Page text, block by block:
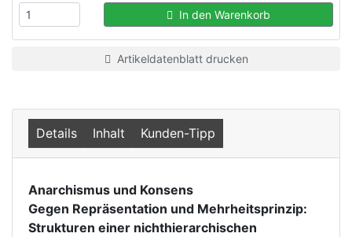
In den Warenkorb
Artikeldatenblatt drucken
Details Inhalt Kunden-Tipp
Anarchismus und Konsens
Gegen Repräsentation und Mehrheitsprinzip:
Strukturen einer nichthierarchischen